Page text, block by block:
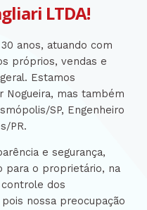
LTDA!
anos, atuando com
próprios, vendas e
Estamos
Nogueira, mas também
SP, Engenheiro
PR.
e segurança,
para o proprietário, na
dos
nossa preocupação